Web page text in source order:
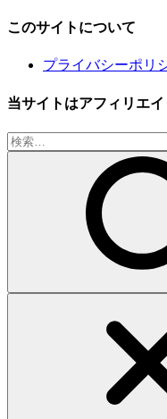
このサイトについて
プライバシーポリ
当サイトはアフィリエ
検
索: